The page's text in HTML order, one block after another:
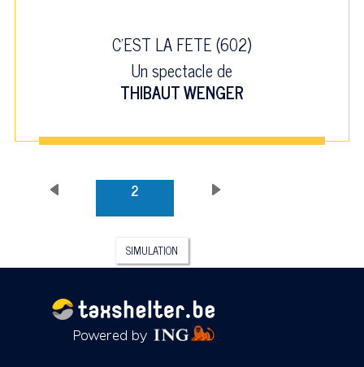
C'EST LA FETE (602)
Un spectacle de
THIBAUT WENGER
PAGINATION
Page
précédente
2
Page
SIMULATION